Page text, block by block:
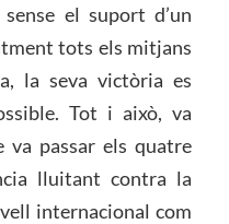
el suport d’un
tots els mitjans
la seva victòria es
Tot i això, va
va passar els quatre
lluitant contra la
internacional com